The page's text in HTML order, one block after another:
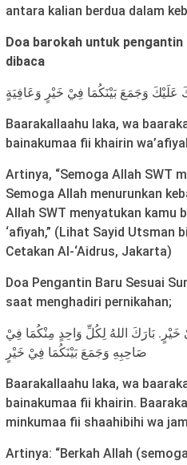
antara kalian berdua dalam
Doa barokah untuk pengantin
dibaca
عَلَيْكَ وَجَمَعَ بَيْنَكُمَا فِيْ خَيْرٍ وَعَافِيَةٍ
Baarakallaahu laka, wa
bainakumaa fii khairin
Artinya, “Semoga Allah SWT
Semoga Allah menurunkan
Allah SWT menyatukan kamu
‘afiyah,” (Lihat Sayid Utsman
Cetakan Al-‘Aidrus, Jakarta)
Doa Pengantin Baru Sesuai
saat menghadiri pernikahan;
خَيْرٍ. بَارَكَ اللهُ لِكُلِّ وَاحِدٍ مِنْكُمَا فِيْ
صَاحِبِهِ وَجَمَعَ بَيْنَكُمَا فِيْ خَيْرٍ
Baarakallaahu laka, wa
bainakumaa fii khairin.
minkumaa fii shaahibihi wa
Artinya: “Berkah Allah